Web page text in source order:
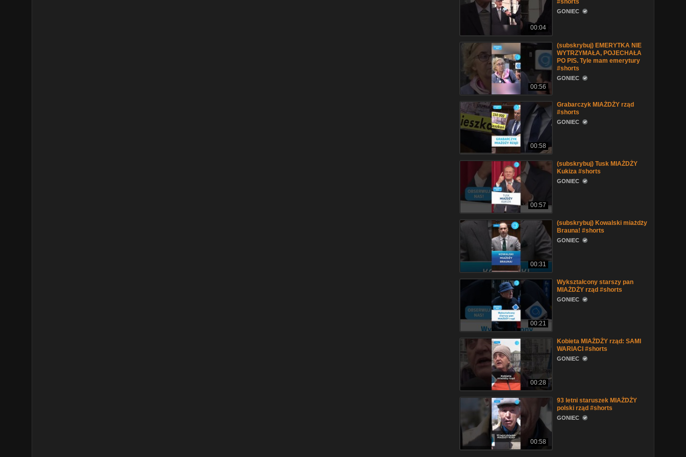
00:04
#shorts
GONIEC
00:56
(subskrybuj) EMERYTKA NIE
WYTRZYMAŁA, POJECHAŁA
PO PIS. Tyle mam emerytury
#shorts
GONIEC
00:58
Grabarczyk MIAŻDŻY rząd
#shorts
GONIEC
00:57
(subskrybuj) Tusk MIAŻDŻY
Kukiza #shorts
GONIEC
00:31
(subskrybuj) Kowalski miażdży
Brauna! #shorts
GONIEC
00:21
Wykształcony starszy pan
MIAŻDŻY rząd #shorts
GONIEC
00:28
Kobieta MIAŻDŻY rząd: SAMI
WARIACI #shorts
GONIEC
00:58
93 letni staruszek MIAŻDŻY
polski rząd #shorts
GONIEC